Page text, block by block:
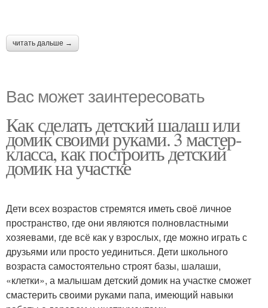
читать дальше →
Вас может заинтересовать
Как сделать детский шалаш или
домик своими руками. 3 мастер-
класса, как построить детский
домик на участке
Дети всех возрастов стремятся иметь своё личное
пространство, где они являются полновластными
хозяевами, где всё как у взрослых, где можно играть с
друзьями или просто уединиться. Дети школьного
возраста самостоятельно строят базы, шалаши,
«клетки», а малышам детский домик на участке сможет
смастерить своими руками папа, имеющий навыки